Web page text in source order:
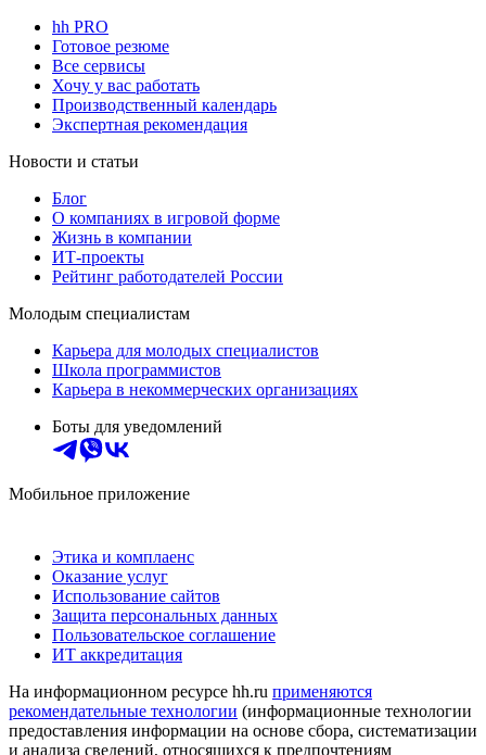
hh PRO
Готовое резюме
Все сервисы
Хочу у вас работать
Производственный календарь
Экспертная рекомендация
Новости и статьи
Блог
О компаниях в игровой форме
Жизнь в компании
ИТ-проекты
Рейтинг работодателей России
Молодым специалистам
Карьера для молодых специалистов
Школа программистов
Карьера в некоммерческих организациях
Боты для уведомлений
Мобильное приложение
Этика и комплаенс
Оказание услуг
Использование сайтов
Защита персональных данных
Пользовательское соглашение
ИТ аккредитация
На информационном ресурсе hh.ru применяются
рекомендательные технологии (информационные технологии
предоставления информации на основе сбора, систематизации
и анализа сведений, относящихся к предпочтениям